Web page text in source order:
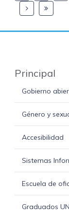
Principal
Gobierno
Género y
Accesibilidad
Sistemas
Escuela de
Graduados